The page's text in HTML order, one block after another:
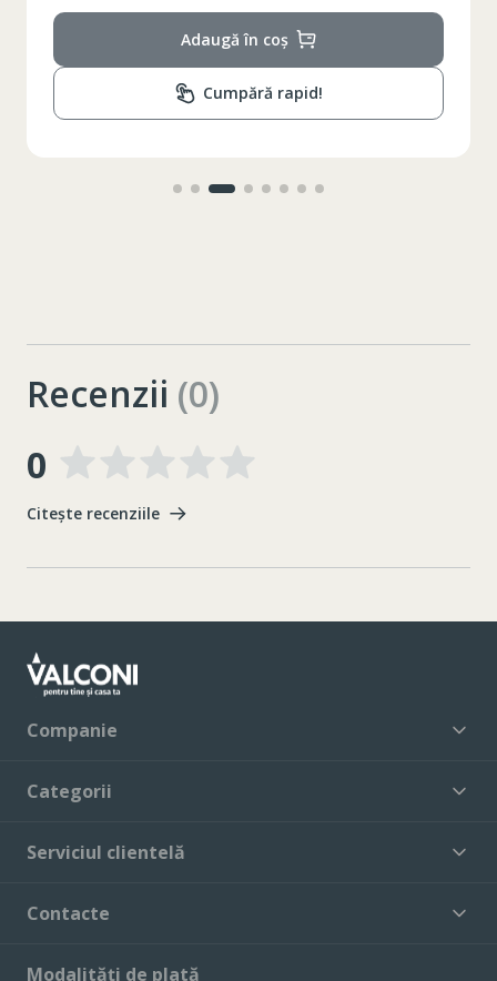
Adaugă în coș
Cumpără rapid!
Recenzii (0)
0
Citește recenziile
Companie
Categorii
Serviciul clientelă
Contacte
Modalități de plată